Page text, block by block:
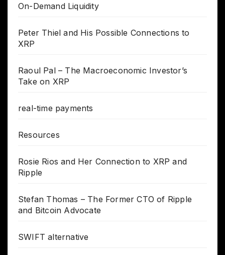
On-Demand Liquidity
Peter Thiel and His Possible Connections to
XRP
Raoul Pal – The Macroeconomic Investor’s
Take on XRP
real-time payments
Resources
Rosie Rios and Her Connection to XRP and
Ripple
Stefan Thomas – The Former CTO of Ripple
and Bitcoin Advocate
SWIFT alternative